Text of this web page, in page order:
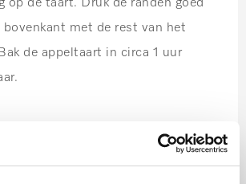
op de taart. Druk de randen goed
bovenkant met de rest van het
de appeltaart in circa 1 uur
in gelijke parten en
met slagroom en vanillevla.